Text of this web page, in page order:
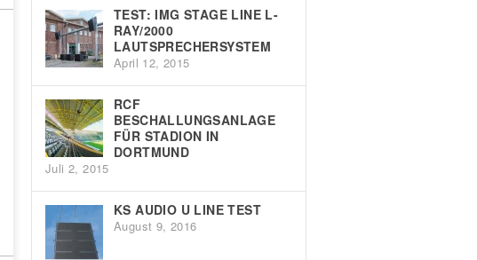
TEST: IMG STAGE LINE L-
RAY/2000
LAUTSPRECHERSYSTEM
April 12, 2015
RCF
BESCHALLUNGSANLAGE
FÜR STADION IN
DORTMUND
Juli 2, 2015
KS AUDIO U LINE TEST
August 9, 2016